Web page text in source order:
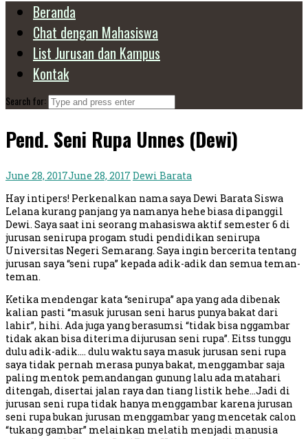
Beranda
Chat dengan Mahasiswa
List Jurusan dan Kampus
Kontak
Search for:
Pend. Seni Rupa Unnes (Dewi)
June 28, 2017June 28, 2017 Dewi Barata
Hay intipers! Perkenalkan nama saya Dewi Barata Siswa
Lelana kurang panjang ya namanya hehe biasa dipanggil
Dewi. Saya saat ini seorang mahasiswa aktif semester 6 di
jurusan senirupa progam studi pendidikan senirupa
Universitas Negeri Semarang. Saya ingin bercerita tentang
jurusan saya “seni rupa” kepada adik-adik dan semua teman-
teman.
Ketika mendengar kata “senirupa” apa yang ada dibenak
kalian pasti “masuk jurusan seni harus punya bakat dari
lahir”, hihi. Ada juga yang berasumsi “tidak bisa nggambar
tidak akan bisa diterima dijurusan seni rupa”. Eitss tunggu
dulu adik-adik…. dulu waktu saya masuk jurusan seni rupa
saya tidak pernah merasa punya bakat, menggambar saja
paling mentok pemandangan gunung lalu ada matahari
ditengah, disertai jalan raya dan tiang listik hehe…Jadi di
jurusan seni rupa tidak hanya menggambar karena jurusan
seni rupa bukan jurusan menggambar yang mencetak calon
“tukang gambar” melainkan melatih menjadi manusia